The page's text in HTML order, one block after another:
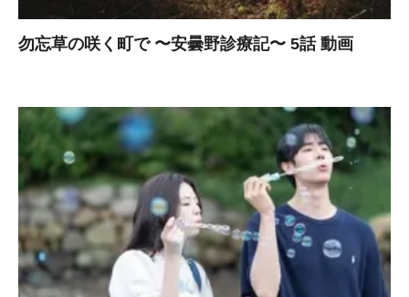
勿忘草の咲く町で 〜安曇野診療記〜 5話 動画